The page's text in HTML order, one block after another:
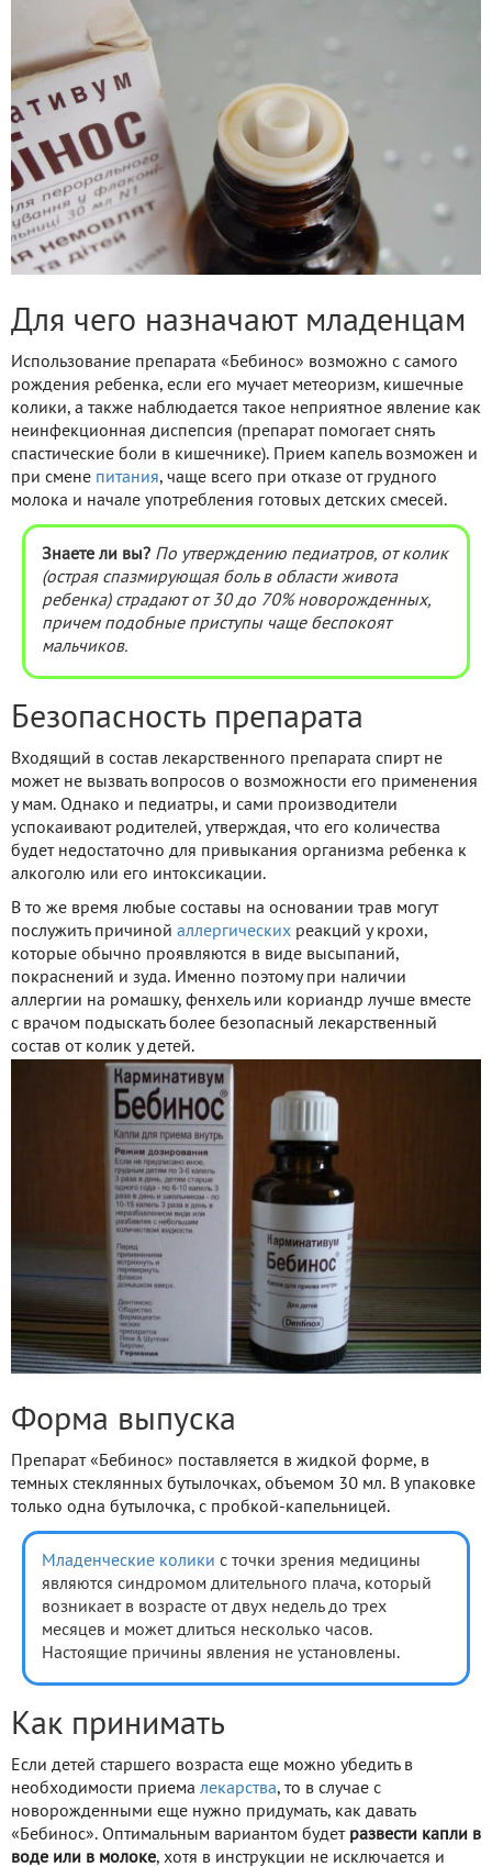
Для чего назначают младенцам
Использование препарата «Бебинос» возможно с самого
рождения ребенка, если его мучает метеоризм, кишечные
колики, а также наблюдается такое неприятное явление как
неинфекционная диспепсия (препарат помогает снять
спастические боли в кишечнике). Прием капель возможен и
при смене питания, чаще всего при отказе от грудного
молока и начале употребления готовых детских смесей.
Знаете ли вы? По утверждению педиатров, от колик
(острая спазмирующая боль в области живота
ребенка) страдают от 30 до 70% новорожденных,
причем подобные приступы чаще беспокоят
мальчиков.
Безопасность препарата
Входящий в состав лекарственного препарата спирт не
может не вызвать вопросов о возможности его применения
у мам. Однако и педиатры, и сами производители
успокаивают родителей, утверждая, что его количества
будет недостаточно для привыкания организма ребенка к
алкоголю или его интоксикации.
В то же время любые составы на основании трав могут
послужить причиной аллергических реакций у крохи,
которые обычно проявляются в виде высыпаний,
покраснений и зуда. Именно поэтому при наличии
аллергии на ромашку, фенхель или кориандр лучше вместе
с врачом подыскать более безопасный лекарственный
состав от колик у детей.
Форма выпуска
Препарат «Бебинос» поставляется в жидкой форме, в
темных стеклянных бутылочках, объемом 30 мл. В упаковке
только одна бутылочка, с пробкой-капельницей.
Младенческие колики с точки зрения медицины
являются синдромом длительного плача, который
возникает в возрасте от двух недель до трех
месяцев и может длиться несколько часов.
Настоящие причины явления не установлены.
Как принимать
Если детей старшего возраста еще можно убедить в
необходимости приема лекарства, то в случае с
новорожденными еще нужно придумать, как давать
«Бебинос». Оптимальным вариантом будет развести капли в
воде или в молоке, хотя в инструкции не исключается и